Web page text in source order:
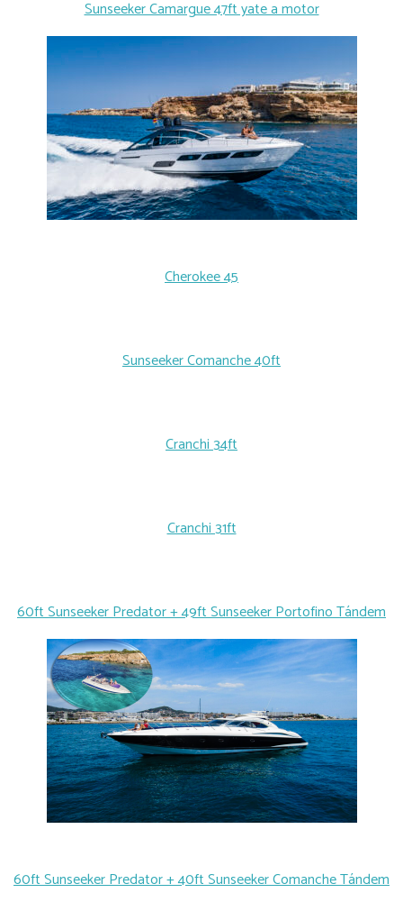
Sunseeker Camargue 47ft yate a motor
Cherokee 45
Sunseeker Comanche 40ft
Cranchi 34ft
Cranchi 31ft
60ft Sunseeker Predator + 49ft Sunseeker Portofino Tándem
60ft Sunseeker Predator + 40ft Sunseeker Comanche Tándem